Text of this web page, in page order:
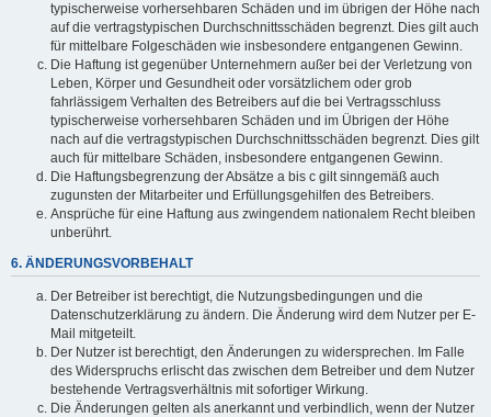
typischerweise vorhersehbaren Schäden und im übrigen der Höhe nach
auf die vertragstypischen Durchschnittsschäden begrenzt. Dies gilt auch
für mittelbare Folgeschäden wie insbesondere entgangenen Gewinn.
Die Haftung ist gegenüber Unternehmern außer bei der Verletzung von
Leben, Körper und Gesundheit oder vorsätzlichem oder grob
fahrlässigem Verhalten des Betreibers auf die bei Vertragsschluss
typischerweise vorhersehbaren Schäden und im Übrigen der Höhe
nach auf die vertragstypischen Durchschnittsschäden begrenzt. Dies gilt
auch für mittelbare Schäden, insbesondere entgangenen Gewinn.
Die Haftungsbegrenzung der Absätze a bis c gilt sinngemäß auch
zugunsten der Mitarbeiter und Erfüllungsgehilfen des Betreibers.
Ansprüche für eine Haftung aus zwingendem nationalem Recht bleiben
unberührt.
6. ÄNDERUNGSVORBEHALT
Der Betreiber ist berechtigt, die Nutzungsbedingungen und die
Datenschutzerklärung zu ändern. Die Änderung wird dem Nutzer per E-
Mail mitgeteilt.
Der Nutzer ist berechtigt, den Änderungen zu widersprechen. Im Falle
des Widerspruchs erlischt das zwischen dem Betreiber und dem Nutzer
bestehende Vertragsverhältnis mit sofortiger Wirkung.
Die Änderungen gelten als anerkannt und verbindlich, wenn der Nutzer